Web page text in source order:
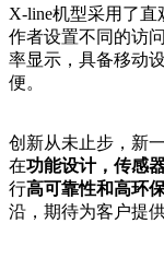
X-line机型采用了直
作者设置不同的访
率显示，具备移动
便。
创新从未止步，新
在功能设计，传感
行高可靠性和高环
沿，期待为客户提